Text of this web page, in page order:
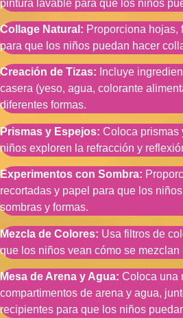
pintura lavable para que los niños
Collage Natural: Proporciona hojas,
para que los niños puedan hacer
Creación de Tizas: Incluye
casera (yeso, agua, colorante
diferentes formas.
Prismas y Espejos: Coloca prismas
niños exploren la refracción y
Experimentos con Sombra:
recortadas y papel para que los
sombras y formas.
Mezcla de Colores: Usa filtros de
que los niños vean cómo se mezclan
Mesa de Arena y Agua: Coloca una
compartimentos de arena y agua,
recipientes para que los niños